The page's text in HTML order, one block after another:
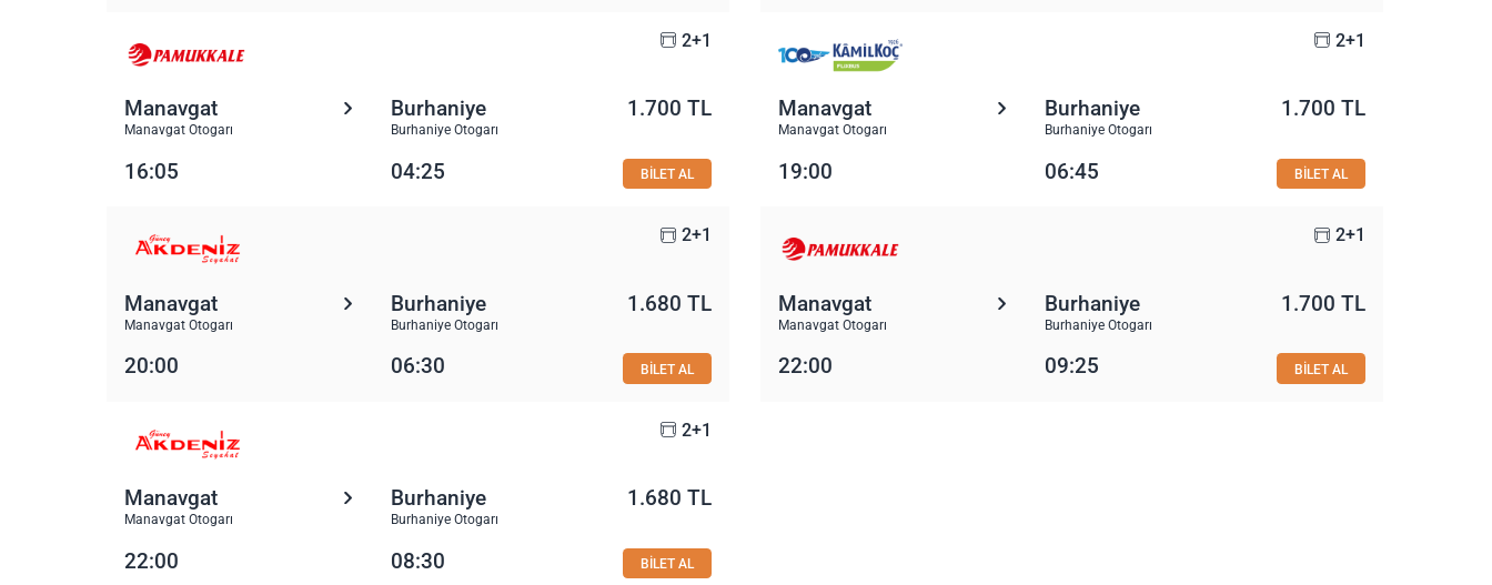
2+1
Manavgat
Manavgat Otogarı
Burhaniye
Burhaniye Otogarı
1.700 TL
16:05 04:25 BİLET AL
2+1
Manavgat
Manavgat Otogarı
Burhaniye
Burhaniye Otogarı
1.700 TL
19:00 06:45 BİLET AL
2+1
Manavgat
Manavgat Otogarı
Burhaniye
Burhaniye Otogarı
1.680 TL
20:00 06:30 BİLET AL
2+1
Manavgat
Manavgat Otogarı
Burhaniye
Burhaniye Otogarı
1.700 TL
22:00 09:25 BİLET AL
2+1
Manavgat
Manavgat Otogarı
Burhaniye
Burhaniye Otogarı
1.680 TL
22:00 08:30 BİLET AL